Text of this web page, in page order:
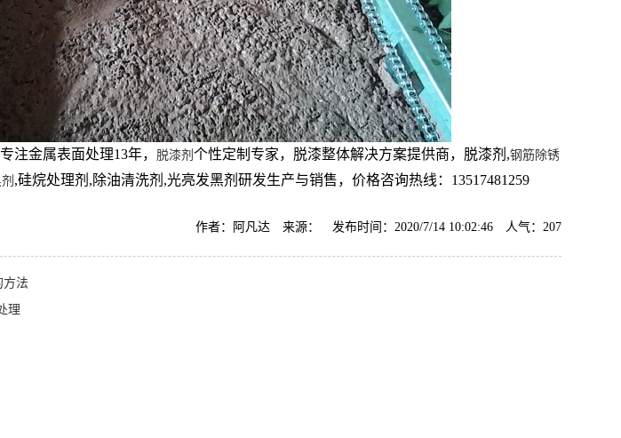
注金属表面处理13年， 脱漆剂 个性定制专家，脱漆整体解决方案提供商，脱漆剂,钢筋除锈
,硅烷处理剂,除油清洗剂,光亮发黑剂研发生产与销售，价格咨询热线：13517481259
作者：阿凡达 来源： 发布时间：2020/7/14 10:02:46 人气： 207
方法
理